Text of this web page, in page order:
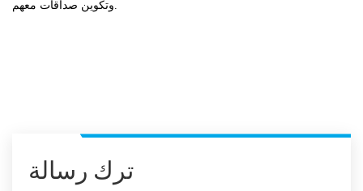
وتكوين صداقات معهم.
ترك رسالة